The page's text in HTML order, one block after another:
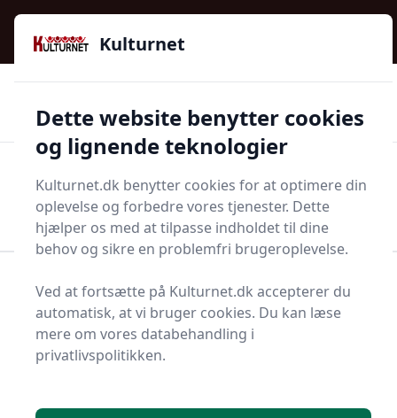
Kulturnet - Alt Det Gode I Livet | Din Kulturguide Siden
2016
97 kategorier 👍Kun godkendte butikker
Start søgning
Start søgning
Forside Bolig og indretning
Alarmer og sikkerhed
Sikkerhedsøjne
Sikkerhedsøjne - 103 på
Kulturnet
Dette website benytter cookies
og lignende teknologier
Kulturnet.dk benytter cookies for at optimere din
oplevelse og forbedre vores tjenester. Dette
hjælper os med at tilpasse indholdet til dine
behov og sikre en problemfri brugeroplevelse.
Ved at fortsætte på Kulturnet.dk accepterer du
automatisk, at vi bruger cookies. Du kan læse
mere om vores databehandling i
privatlivspolitikken.